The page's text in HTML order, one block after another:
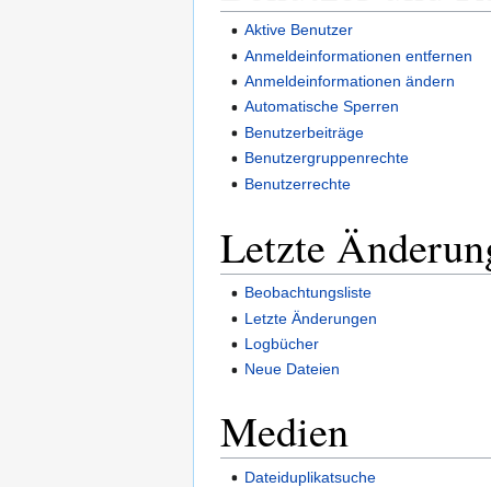
Aktive Benutzer
Anmeldeinformationen entfernen
Anmeldeinformationen ändern
Automatische Sperren
Benutzerbeiträge
Benutzergruppenrechte
Benutzerrechte
Letzte
Beobachtungsliste
Letzte Änderungen
Logbücher
Neue Dateien
Medien
Dateiduplikatsuche